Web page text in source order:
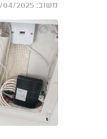
משוב: 28/04/2025